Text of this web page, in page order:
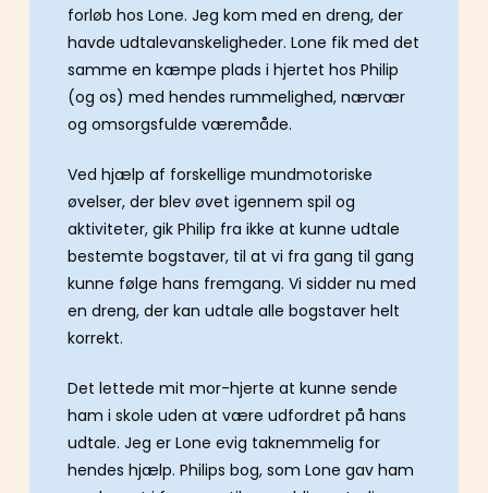
forløb hos Lone. Jeg kom med en dreng, der
havde udtalevanskeligheder. Lone fik med det
samme en kæmpe plads i hjertet hos Philip
(og os) med hendes rummelighed, nærvær
og omsorgsfulde væremåde.
Ved hjælp af forskellige mundmotoriske
øvelser, der blev øvet igennem spil og
aktiviteter, gik Philip fra ikke at kunne udtale
bestemte bogstaver, til at vi fra gang til gang
kunne følge hans fremgang. Vi sidder nu med
en dreng, der kan udtale alle bogstaver helt
korrekt.
Det lettede mit mor-hjerte at kunne sende
ham i skole uden at være udfordret på hans
udtale. Jeg er Lone evig taknemmelig for
hendes hjælp. Philips bog, som Lone gav ham